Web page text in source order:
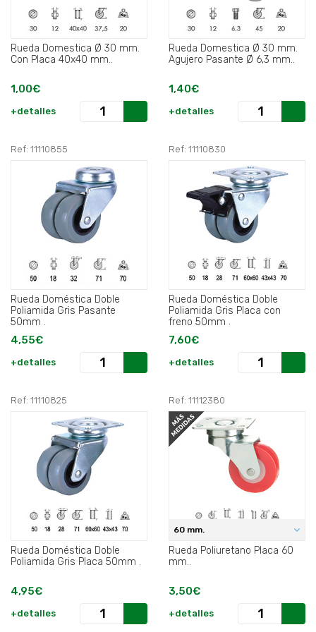
Rueda Domestica Ø 30 mm.
Con Placa 40x40 mm..
1,00€
+detalles
Rueda Domestica Ø 30 mm.
Agujero Pasante Ø 6,3 mm..
1,40€
+detalles
Ref: 11110855
Rueda Doméstica Doble
Poliamida Gris Pasante
50mm .
4,55€
+detalles
Ref: 11110830
Rueda Doméstica Doble
Poliamida Gris Placa con
freno 50mm .
7,60€
+detalles
Ref: 11110825
Rueda Doméstica Doble
Poliamida Gris Placa 50mm .
4,95€
+detalles
Ref: 11112380
60 mm.
Rueda Poliuretano Placa 60
mm..
3,50€
+detalles